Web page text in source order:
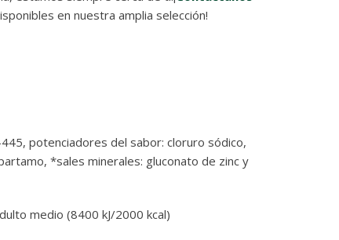
en nuestra amplia selección!
potenciadores del sabor: cloruro sódico,
*sales minerales: gluconato de zinc y
medio (8400 kJ/2000 kcal)